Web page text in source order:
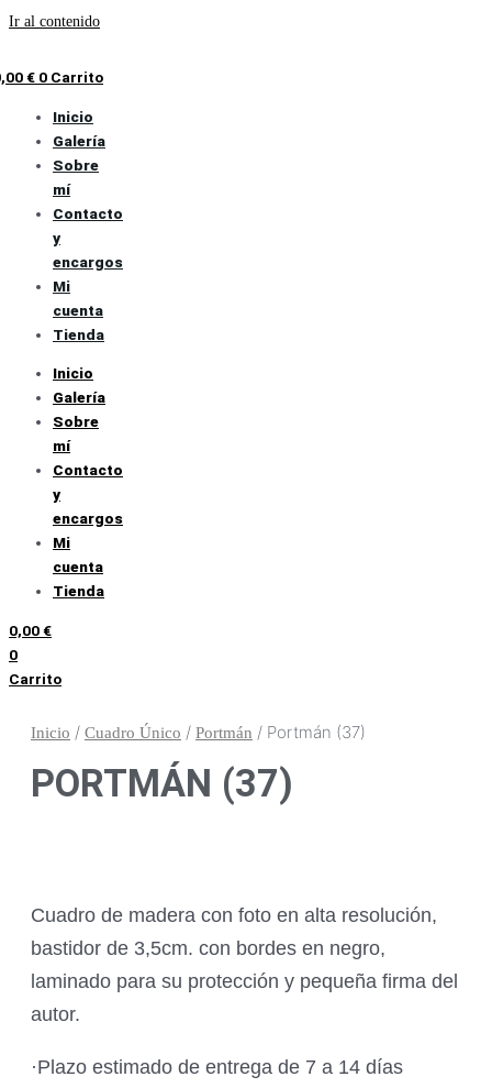
Ir al contenido
€ 0 Carrito
Inicio
Galería
Sobre
mí
Contacto
y
encargos
Mi
cuenta
Tienda
Inicio
Galería
Sobre
mí
Contacto
y
encargos
Mi
cuenta
Tienda
0,00€
0
Carrito
Inicio / Cuadro Único / Portmán / Portmán (37)
PORTMÁN (37)
Cuadro de madera con foto en alta resolución,
bastidor de 3,5cm. con bordes en negro,
laminado para su protección y pequeña firma del
autor.
·Plazo estimado de entrega de 7 a 14 días